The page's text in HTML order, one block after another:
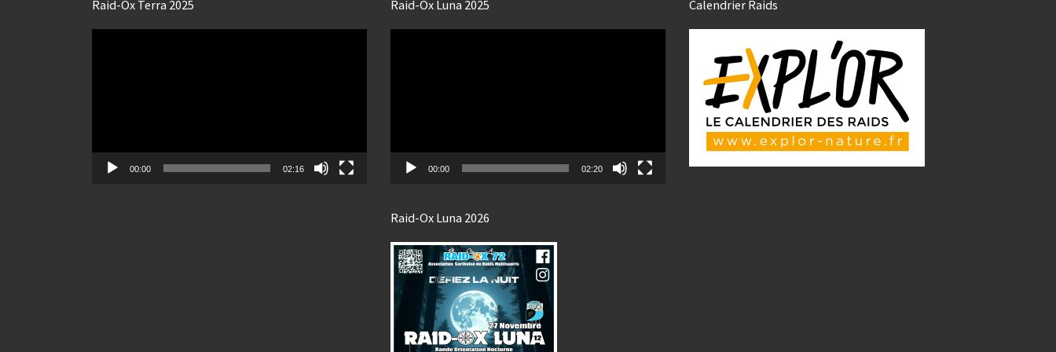
Raid-Ox Terra 2025
00:00 02:16
Raid-Ox Luna 2025
00:00 02:20
Raid-Ox Luna 2026
Calendrier Raids